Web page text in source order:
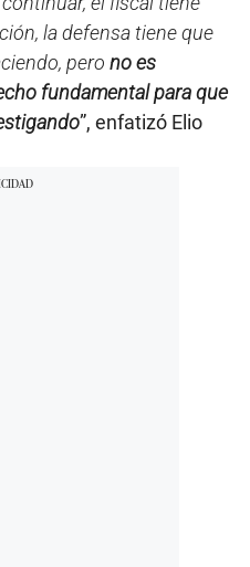
la defensa tiene que
pero no es
fundamental para que
”, enfatizó Elio